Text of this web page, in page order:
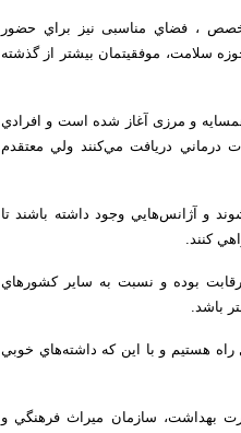
، فضاي مناسبی نیز براي حضور
سلامت، موفقيتمان بيشتر از گذشته
و مرزی آغاز شده است و افرادي
درماني دريافت مي‌كنند ولي معتقدم
و آژانس‌هايي وجود داشته باشند تا
كنند.
رقابت بوده و نسبت به ساير كشورهاي
باشد.
هستيم و با اين كه داشته‌هاي خوبي
بهداشت، سازمان ميراث فرهنگي و